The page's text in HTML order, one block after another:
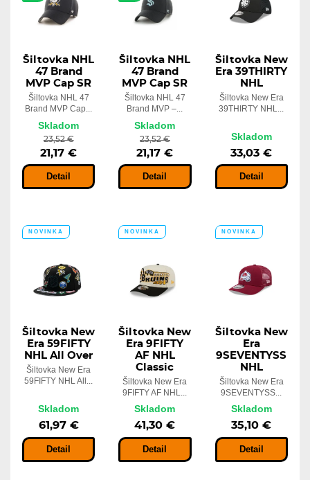
Šiltovka NHL
47 Brand
MVP Cap SR
Šiltovka NHL 47
Brand MVP Cap...
Skladom
23,52 €
21,17 €
Detail
Šiltovka NHL
47 Brand
MVP Cap SR
Šiltovka NHL 47
Brand MVP –...
Skladom
23,52 €
21,17 €
Detail
Šiltovka New
Era 39THIRTY
NHL
Šiltovka New Era
39THIRTY NHL...
Skladom
33,03 €
Detail
NOVINKA
Šiltovka New
Era 59FIFTY
NHL All Over
Šiltovka New Era
59FIFTY NHL All...
Skladom
61,97 €
Detail
NOVINKA
Šiltovka New
Era 9FIFTY
AF NHL
Classic
Šiltovka New Era
9FIFTY AF NHL...
Skladom
41,30 €
Detail
NOVINKA
Šiltovka New
Era
9SEVENTYSS
NHL
Šiltovka New Era
9SEVENTYSS...
Skladom
35,10 €
Detail